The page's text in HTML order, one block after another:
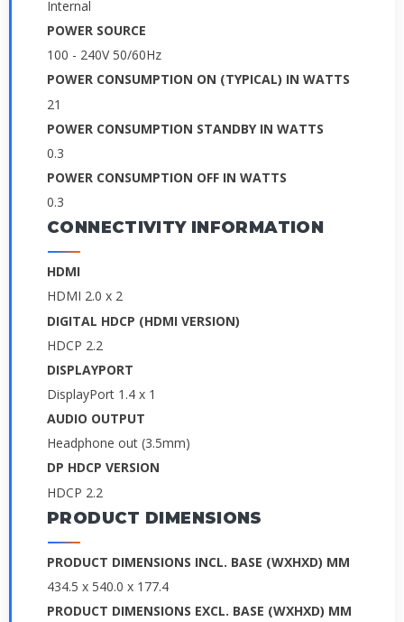
Internal
POWER SOURCE
100 - 240V 50/60Hz
POWER CONSUMPTION ON (TYPICAL) IN WATTS
21
POWER CONSUMPTION STANDBY IN WATTS
0.3
POWER CONSUMPTION OFF IN WATTS
0.3
CONNECTIVITY INFORMATION
HDMI
HDMI 2.0 x 2
DIGITAL HDCP (HDMI VERSION)
HDCP 2.2
DISPLAYPORT
DisplayPort 1.4 x 1
AUDIO OUTPUT
Headphone out (3.5mm)
DP HDCP VERSION
HDCP 2.2
PRODUCT DIMENSIONS
PRODUCT DIMENSIONS INCL. BASE (WXHXD) MM
434.5 x 540.0 x 177.4
PRODUCT DIMENSIONS EXCL. BASE (WXHXD) MM